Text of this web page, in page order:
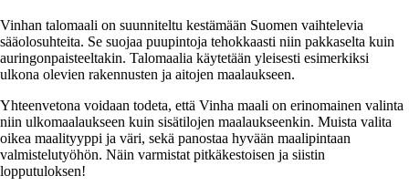
Vinhan talomaali on suunniteltu kestämään Suomen vaihtelevia
sääolosuhteita. Se suojaa puupintoja tehokkaasti niin pakkaselta kuin
auringonpaisteeltakin. Talomaalia käytetään yleisesti esimerkiksi
ulkona olevien rakennusten ja aitojen maalaukseen.
Yhteenvetona voidaan todeta, että Vinha maali on erinomainen valinta
niin ulkomaalaukseen kuin sisätilojen maalaukseenkin. Muista valita
oikea maalityyppi ja väri, sekä panostaa hyvään maalipintaan
valmistelutyöhön. Näin varmistat pitkäkestoisen ja siistin
lopputuloksen!